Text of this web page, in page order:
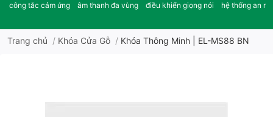
công tắc cảm ứng âm thanh đa vùng điều khiển giọng nói hệ thống an
Trang chủ / Khóa Cửa Gỗ / Khóa Thông Minh | EL-MS88 BN